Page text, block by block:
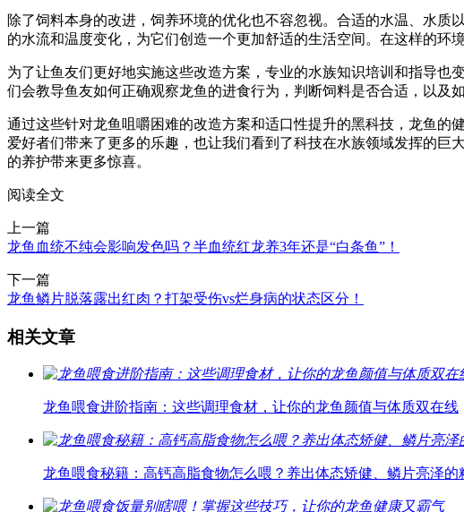
除了饲料本身的改进，饲养环境的优化也不容忽视。合适的水温、水
的水流和温度变化，为它们创造一个更加舒适的生活空间。在这样的环
为了让鱼友们更好地实施这些改造方案，专业的水族知识培训和指导
们会教导鱼友如何正确观察龙鱼的进食行为，判断饲料是否合适，以及
通过这些针对龙鱼咀嚼困难的改造方案和适口性提升的黑科技，龙鱼的
爱好者们带来了更多的乐趣，也让我们看到了科技在水族领域发挥的
的养护带来更多惊喜。
阅读全文
上一篇
龙鱼血统不纯会影响发色吗？半血统红龙养3年还是“白条鱼”！
下一篇
龙鱼鳞片脱落露出红肉？打架受伤vs烂身病的状态区分！
相关文章
龙鱼喂食进阶指南：这些调理食材，让你的龙鱼颜值与体质双在线
龙鱼喂食秘籍：高钙高脂食物怎么喂？养出体态矫健、鳞片亮泽的